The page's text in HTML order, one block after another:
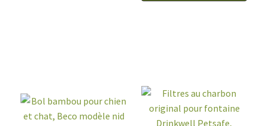
Petsafe,
paquet
Beco
modèle
vague